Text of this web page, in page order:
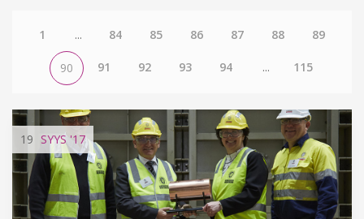
1 ... 84 85 86 87 88 89
90 91 92 93 94 ... 115
19 SYYS '17